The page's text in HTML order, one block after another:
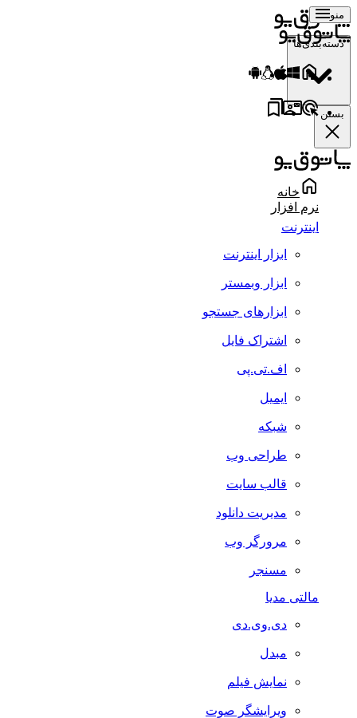
منو
دسته‌بندی‌ها
بستن
خانه
نرم افزار
اینترنت
ابزار اینترنت
ابزار وبمستر
ابزارهای جستجو
اشتراک فایل
اف.تی.پی
ایمیل
شبکه
طراحی وب
قالب سایت
مدیریت دانلود
مرورگر وب
مسنجر
مالتی مدیا
دی.وی.دی
مبدل
نمایش فیلم
ویرایشگر صوت